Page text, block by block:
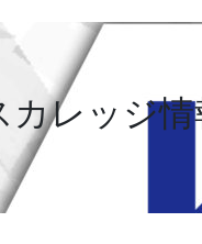
カレッジ